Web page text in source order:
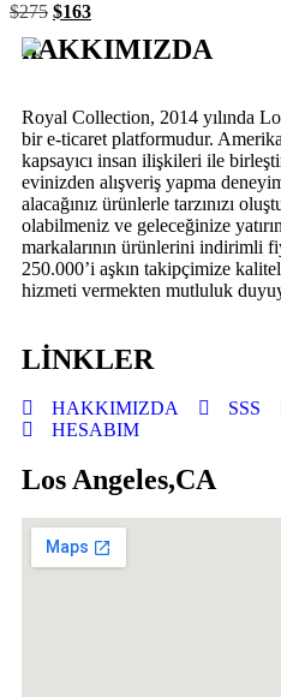
$275 $163
hAKKIMIZDA
Royal Collection, 2014 yılında
bir e-ticaret platformudur.
kapsayıcı insan ilişkileri ile
evinizden alışveriş yapma
alacağınız ürünlerle tarzınızı
olabilmeniz ve geleceğinize
markalarının ürünlerini indirimli
250.000’i aşkın takipçimize
hizmeti vermekten mutluluk
LİNKLER
HAKKIMIZDA SSS
HESABIM
Los Angeles,CA